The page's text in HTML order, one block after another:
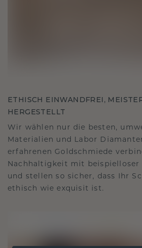
ETHISCH EINWANDFREI,
HERGESTELLT
Wir wählen nur die besten,
Materialien und Labor
erfahrenen Goldschmiede
Nachhaltigkeit mit beispielloser
und stellen so sicher, dass Ihr
ethisch wie exquisit ist.